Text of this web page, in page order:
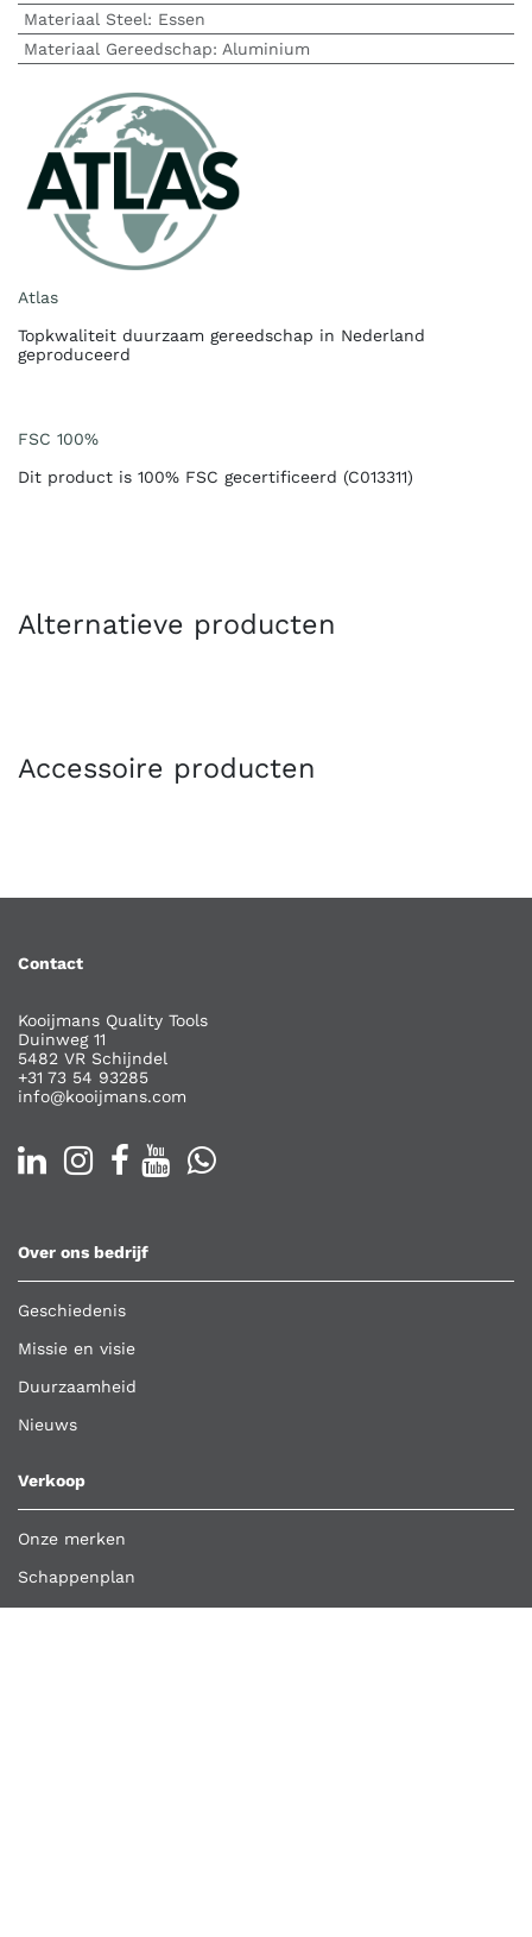
Materiaal Steel: Essen
Materiaal Gereedschap: Aluminium
Atlas
Topkwaliteit duurzaam gereedschap in Nederland
geproduceerd
FSC 100%
Dit product is 100% FSC gecertificeerd (C013311)
Alternatieve producten
Accessoire producten
Contact
Kooijmans Quality Tools
Duinweg 11
5482 VR Schijndel
+31 73 54 93285
info@kooijmans.com
Over ons bedrijf
Geschiedenis
Missie en visie
Duurzaamheid
Nieuws
Verkoop
Onze merken
Schappenplan